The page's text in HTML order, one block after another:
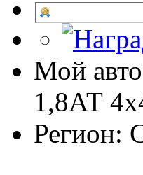
Мой
1,8АТ
Регион: